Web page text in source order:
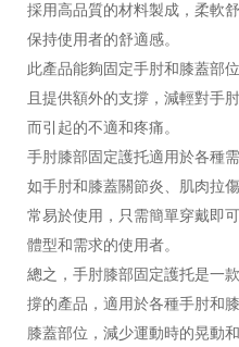
採用高品質的材料製成，柔軟
保持使用者的舒適感。
此產品能夠固定手肘和膝蓋部
且提供額外的支撐，減輕對手
而引起的不適和疼痛。
手肘膝部固定護托適用於各種
如手肘和膝蓋關節炎、肌肉拉
常易於使用，只需簡單穿戴即
體型和需求的使用者。
總之，手肘膝部固定護托是一
撐的產品，適用於各種手肘和
膝蓋部位，減少運動時的晃動